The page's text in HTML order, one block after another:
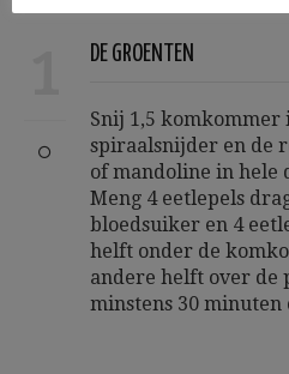
DE GROENTEN
Snij 1,5
spiraalsnijder en de
of mandoline in hele
Meng 4 eetlepels
bloedsuiker en 4
helft onder de
andere helft over de
minstens 30 minuten